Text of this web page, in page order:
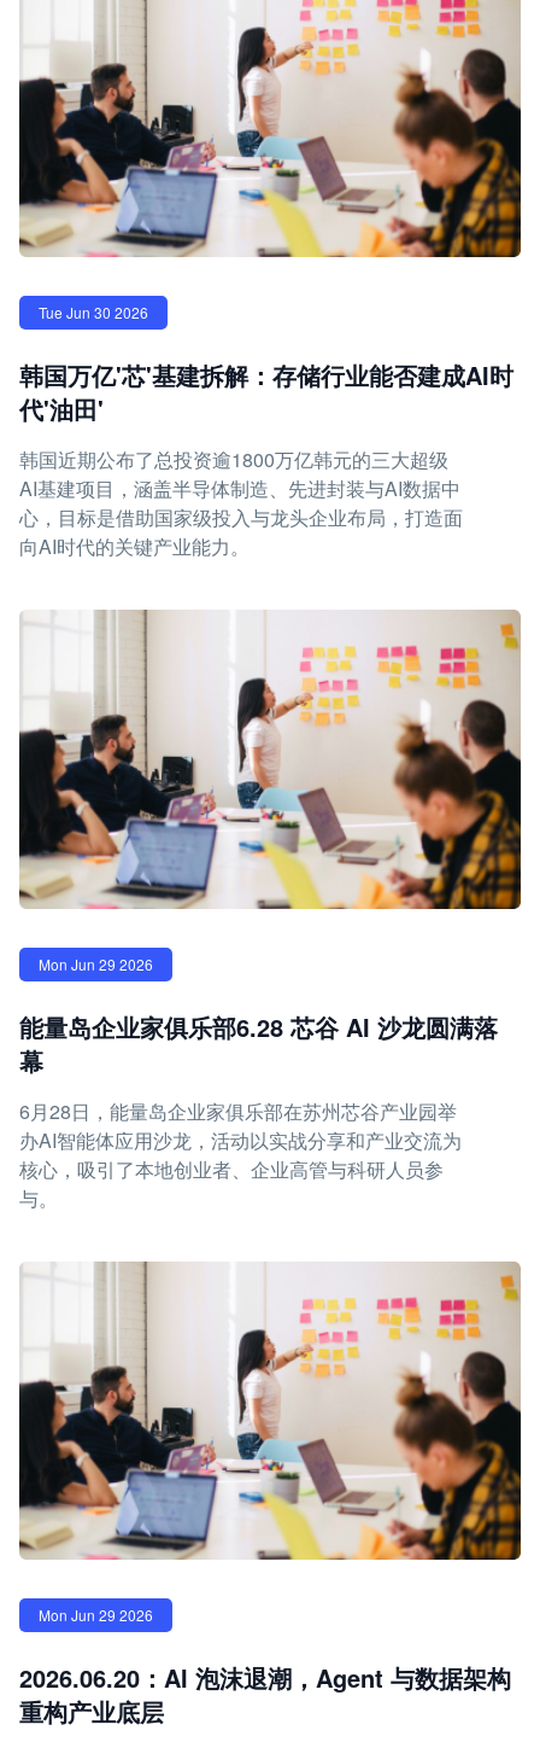
Tue Jun 30 2026
韩国万亿'芯'基建拆解：存储行业能否建成AI时
代'油田'
韩国近期公布了总投资逾1800万亿韩元的三大超级
AI基建项目，涵盖半导体制造、先进封装与AI数据中
心，目标是借助国家级投入与龙头企业布局，打造面
向AI时代的关键产业能力。
Mon Jun 29 2026
能量岛企业家俱乐部6.28 芯谷 AI 沙龙圆满落
幕
6月28日，能量岛企业家俱乐部在苏州芯谷产业园举
办AI智能体应用沙龙，活动以实战分享和产业交流为
核心，吸引了本地创业者、企业高管与科研人员参
与。
Mon Jun 29 2026
2026.06.20：AI 泡沫退潮，Agent 与数据架构
重构产业底层